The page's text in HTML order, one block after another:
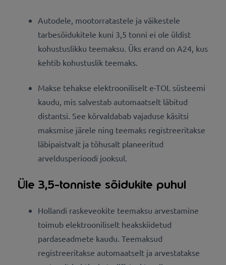
Autodele, mootorratastele ja väikestele
tarbesõidukitele kuni 3,5 tonni ei ole üldist
kohustuslikku teemaksu. Üks erand on A24, kus
kehtib kohustuslik teemaks.
Makse tehakse elektrooniliselt e-TOL süsteemi
kaudu, mis salvestab automaatselt läbitud
distantsi. See kõrvaldabab vajaduse käsitsi
maksmise järele ning teemaks registreeritakse
läbipaistvalt ja tõhusalt planeeritud
arveldusperioodi jooksul.
Üle 3,5-tonniste sõidukite puhul
Hollandi raskeveokite teemaksu arvestamine
toimub elektrooniliselt heakskiidetud
pardaseadmete kaudu. Teemaksud
registreeritakse automaatselt ja arvestatakse